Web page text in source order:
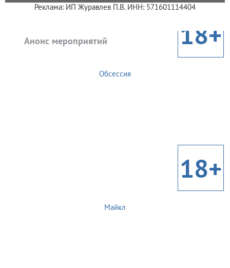
Реклама: ИП Журавлев П.В. ИНН: 571601114404
Анонс мероприятий 18+
Обсессия
18+
Майкл